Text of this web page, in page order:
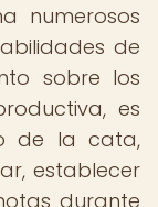
numerosos
de
sobre los
es
de la cata,
establecer
durante